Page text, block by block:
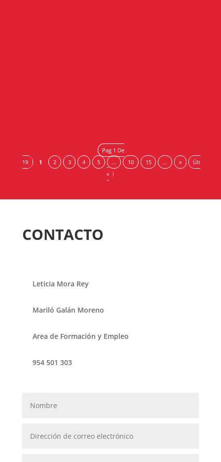
Pag 1 De
19
1 2 3 4 5 ... 10 15 ... »
Últ
»
CONTACTO
Leticia Mora Rey
Mariló Galán Moreno
Area de Formación y Empleo
954 501 303